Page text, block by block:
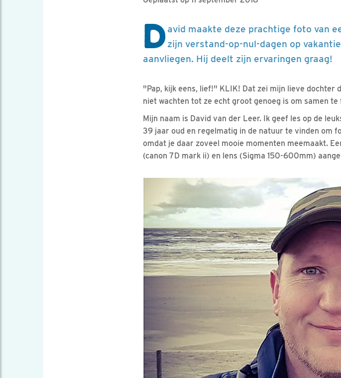
David maakte deze prachtige foto van
zijn verstand-op-nul-dagen op
aanvliegen. Hij deelt zijn ervaringen graag!
"Pap, kijk eens, lief!" KLIK! Dat zei mijn lieve dochter
niet wachten tot ze echt groot genoeg is om samen
Mijn naam is David van der Leer. Ik geef les op de
39 jaar oud en regelmatig in de natuur te vinden om
omdat je daar zoveel mooie momenten meemaakt.
(canon 7D mark ii) en lens (Sigma 150-600mm)